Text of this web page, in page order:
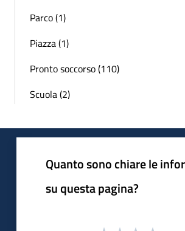
Parco (1)
Piazza (1)
Pronto soccorso (110)
Scuola (2)
Quanto sono chiare le
su questa pagina?